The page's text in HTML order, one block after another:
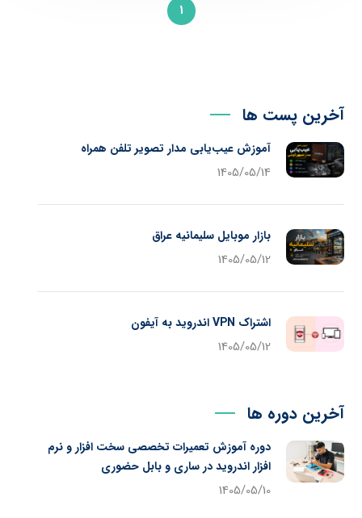
1
آخرین پست ها
آموزش عیب‌یابی مدار تصویر تلفن همراه
1405/05/14
بازار موبایل سلیمانیه عراق
1405/05/12
اشتراک VPN اندروید به آیفون
1405/05/12
آخرین دوره ها
دوره آموزش تعمیرات تخصصی سخت افزار و نرم
افزار اندروید در ساری و بابل حضوری
1405/05/10